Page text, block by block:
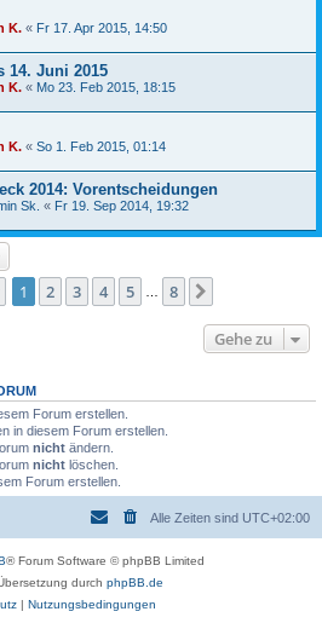
K. « Fr 17. Apr 2015, 14:50
14. Juni 2015
K. « Mo 23. Feb 2015, 18:15
K. « So 1. Feb 2015, 01:14
2014: Vorentscheidungen
Sk. « Fr 19. Sep 2014, 19:32
Seite 1von
1 2 3 4 5 8
Gehe zu
Forum erstellen.
in diesem Forum erstellen.
nicht ändern.
nicht löschen.
Forum erstellen.
Alle Zeiten sind UTC+02:00
® Forum Software © phpBB Limited
durch phpBB.de
| Nutzungsbedingungen